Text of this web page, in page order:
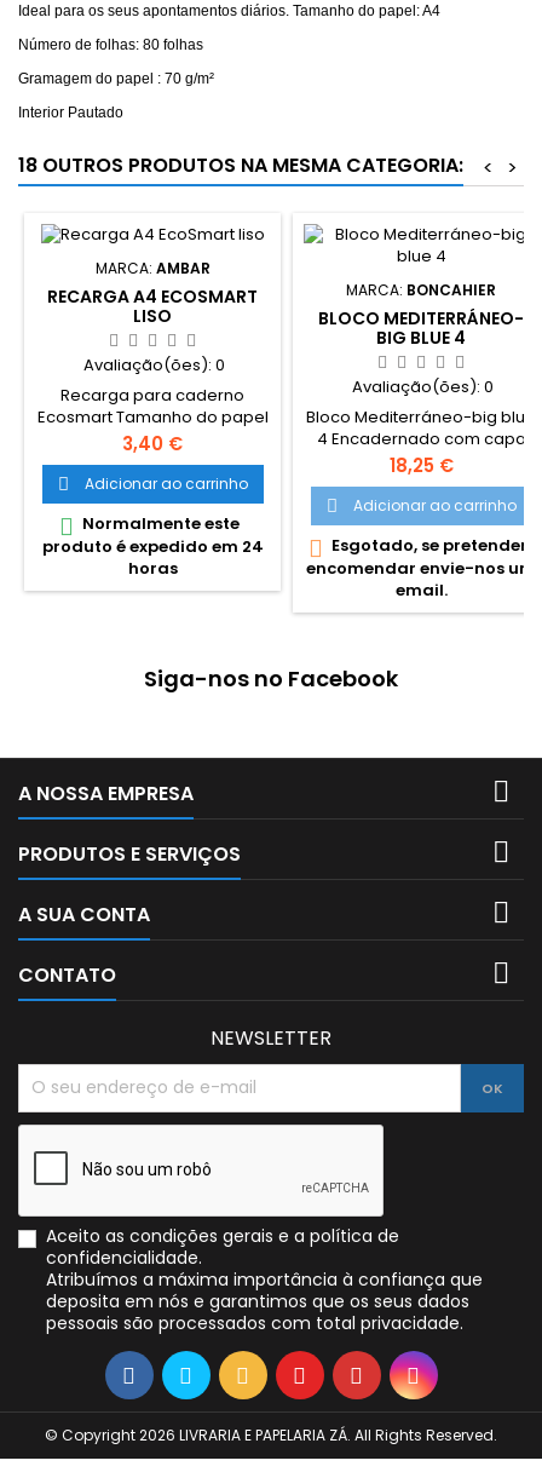
Ideal para os seus apontamentos diários. Tamanho do papel: A4
Número de folhas: 80 folhas
Gramagem do papel : 70 g/m²
Interior Pautado
18 OUTROS PRODUTOS NA MESMA CATEGORIA: >
<
MARCA: AMBAR
RECARGA A4 ECOSMART
LISO
Avaliação(ões): 0
Recarga para caderno
Ecosmart Tamanho do papel
liso A4 Tamanho do papel:
A4 Número de folhas: 50
Folhas Removíveis,
Gramagem do papel: 100
g/m²
Preço
3,40 €
 Adicionar ao carrinho
 Normalmente este
produto é expedido em 24
horas
MARCA: BONCAHIER
BLOCO MEDITERRÁNEO-
BIG BLUE 4
Avaliação(ões): 0
Bloco Mediterráneo-big blue
4 Encadernado com capa
dura cartonada e forrada.
Com marca páginas com fio.
De excelente qualidade. 144
páginas, folhas liso e
margens decoradas.
Dimensões: 20,8 x 29,7 mm
Preço
18,25 €
 Adicionar ao carrinho
 Esgotado, se pretender
encomendar envie-nos um
email.
Siga-nos no Facebook
A NOSSA EMPRESA 
PRODUTOS E SERVIÇOS 
A SUA CONTA 
CONTATO 
NEWSLETTER
Aceito as condições gerais e a política de
confidencialidade.
Atribuímos a máxima importância à confiança que
deposita em nós e garantimos que os seus dados
pessoais são processados com total privacidade.
© Copyright 2026 LIVRARIA E PAPELARIA ZÁ. All Rights Reserved.